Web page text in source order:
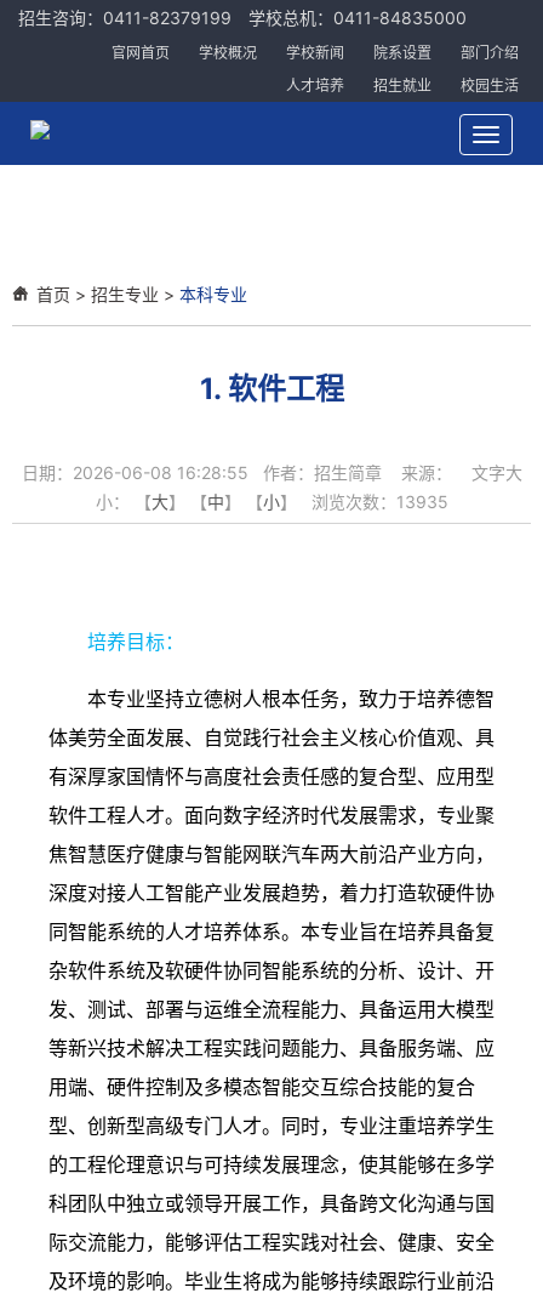
招生咨询：0411-82379199 学校总机：0411-84835000
官网首页 学校概况 学校新闻 院系设置
部门介绍
人才培养
招生就业 校园生活
Toggle
首页 > 招生专业 > 本科专业
1. 软件工程
日期：2026-06-08 16:28:55 作者：招生简章 来源： 文字大
小： 【大】 【中】 【小】 浏览次数： 13935
培养目标：
本专业坚持立德树人根本任务，致力于培养德智
体美劳全面发展、自觉践行社会主义核心价值观、具
有深厚家国情怀与高度社会责任感的复合型、应用型
软件工程人才。面向数字经济时代发展需求，专业聚
焦智慧医疗健康与智能网联汽车两大前沿产业方向，
深度对接人工智能产业发展趋势，着力打造软硬件协
同智能系统的人才培养体系。本专业旨在培养具备复
杂软件系统及软硬件协同智能系统的分析、设计、开
发、测试、部署与运维全流程能力、具备运用大模型
等新兴技术解决工程实践问题能力、具备服务端、应
用端、硬件控制及多模态智能交互综合技能的复合
型、创新型高级专门人才。同时，专业注重培养学生
的工程伦理意识与可持续发展理念，使其能够在多学
科团队中独立或领导开展工作，具备跨文化沟通与国
际交流能力，能够评估工程实践对社会、健康、安全
及环境的影响。毕业生将成为能够持续跟踪行业前沿